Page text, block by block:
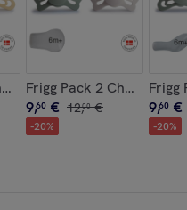
Anat. Silicona
Frigg Pack 2 Chupetes
9,60 € 12,00 €
-20%
Frigg
9,60 €
-20%